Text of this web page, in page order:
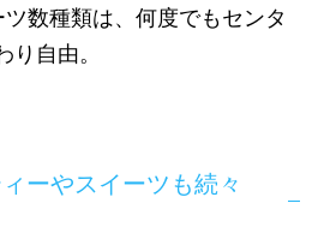
数種類は、何度でもセンタ
自由。
ーやスイーツも続々